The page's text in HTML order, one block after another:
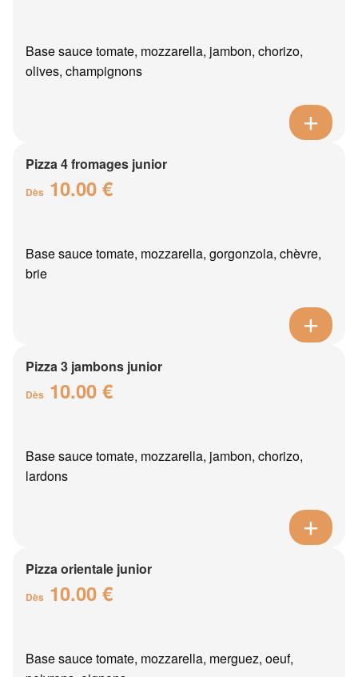
Base sauce tomate, mozzarella, jambon, chorizo,
olives, champignons
Pizza 4 fromages junior
Dès 10.00 €
Base sauce tomate, mozzarella, gorgonzola, chèvre,
brie
Pizza 3 jambons junior
Dès 10.00 €
Base sauce tomate, mozzarella, jambon, chorizo,
lardons
Pizza orientale junior
Dès 10.00 €
Base sauce tomate, mozzarella, merguez, oeuf,